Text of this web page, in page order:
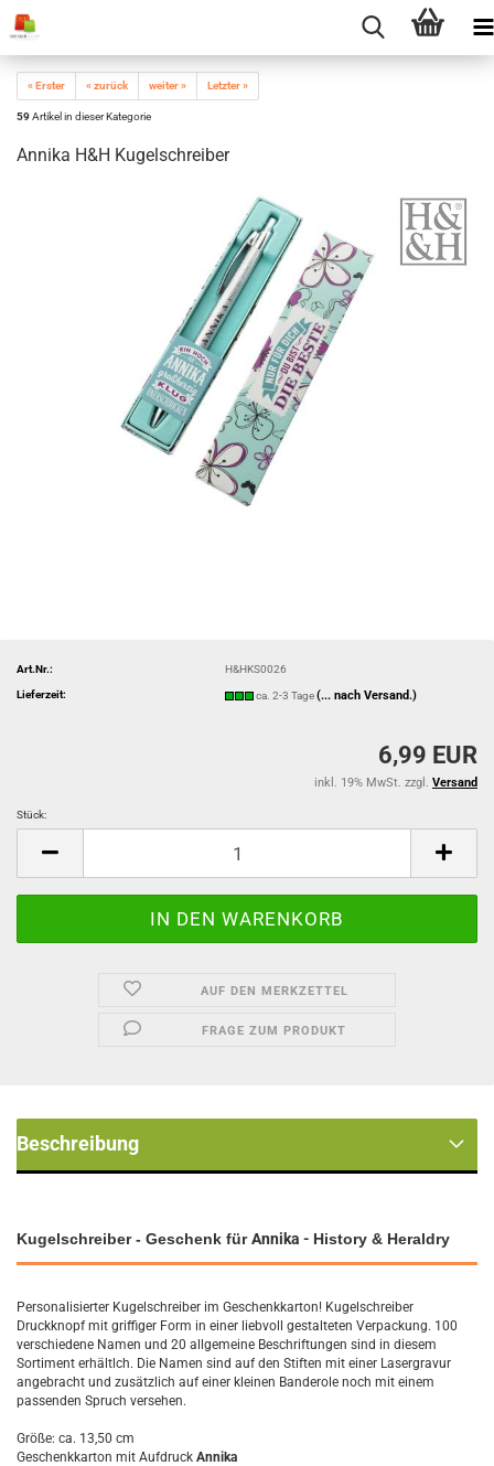
« Erster « zurück weiter » Letzter »
59Artikel in dieser Kategorie
Annika H&H Kugelschreiber
Art.Nr.: H&HKS0026
Lieferzeit: ca. 2-3 Tage(... nach Versand.)
6,99 EUR
inkl. 19% MwSt. zzgl. Versand
Stück:
AUF DEN MERKZETTEL
FRAGE ZUM PRODUKT
Beschreibung
Kugelschreiber - Geschenk fürAnnika - History & Heraldry
Personalisierter Kugelschreiber im Geschenkkarton! Kugelschreiber
Druckknopf mit griffiger Form in einer liebvoll gestalteten Verpackung. 100
verschiedene Namen und 20 allgemeine Beschriftungen sind in diesem
Sortiment erhältlch. Die Namen sind auf den Stiften mit einer Lasergravur
angebracht und zusätzlich auf einer kleinen Banderole noch mit einem
passenden Spruch versehen.
Größe: ca. 13,50 cm
Geschenkkarton mit Aufdruck Annika